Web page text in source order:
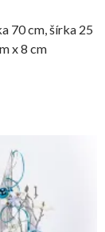
70 cm, šírka 25
x 8 cm